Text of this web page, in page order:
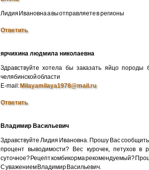
Лидия Ивановна а вы отправляете в регионы
Ответить
ярчихина людмила николаевна
Здравствуйте хотела бы заказать яйцо
челябинской области
E-mail:Milayamilaya1978@mail.ru
Ответить
Владимир Васильевич
Здравствуйте Лидия Ивановна. Прошу Вас
процент выводимости? Вес курочек, петухов в
суточное? Рецепт комбикорма рекомендуемый?
С уважением Владимир Васильевич.